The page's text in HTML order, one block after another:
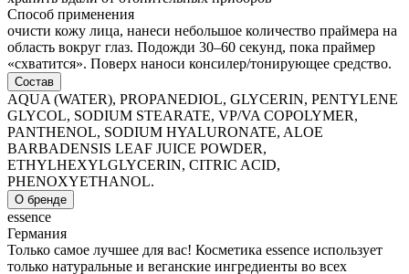
Способ применения
очисти кожу лица, нанеси небольшое количество праймера на
область вокруг глаз. Подожди 30–60 секунд, пока праймер
«схватится». Поверх наноси консилер/тонирующее средство.
Состав
AQUA (WATER), PROPANEDIOL, GLYCERIN, PENTYLENE
GLYCOL, SODIUM STEARATE, VP/VA COPOLYMER,
PANTHENOL, SODIUM HYALURONATE, ALOE
BARBADENSIS LEAF JUICE POWDER,
ETHYLHEXYLGLYCERIN, CITRIC ACID,
PHENOXYETHANOL.
О бренде
essence
Германия
Только самое лучшее для вас! Косметика essence использует
только натуральные и веганские ингредиенты во всех